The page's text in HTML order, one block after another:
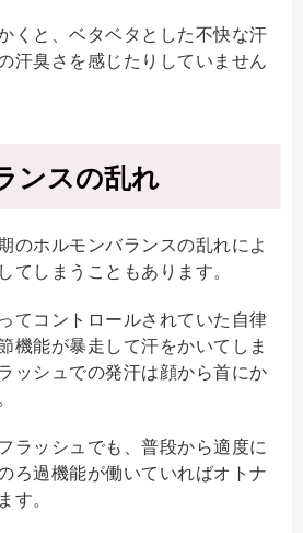
くと、ベタベタとした不快な汗
汗臭さを感じたりしていません
ンスの乱れ
のホルモンバランスの乱れによ
てしまうこともあります。
てコントロールされていた自律
機能が暴走して汗をかいてしま
ッシュでの発汗は顔から首にか
ラッシュでも、普段から適度に
ろ過機能が働いていればオトナ
。